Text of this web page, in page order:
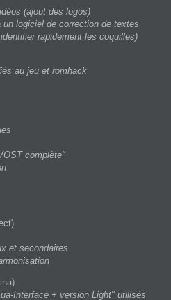
(ajout des logos)
logiciel de correction de textes
rapidement les coquilles)
au jeu et romhack
complète"
et secondaires
Interface + version Light" utilisés